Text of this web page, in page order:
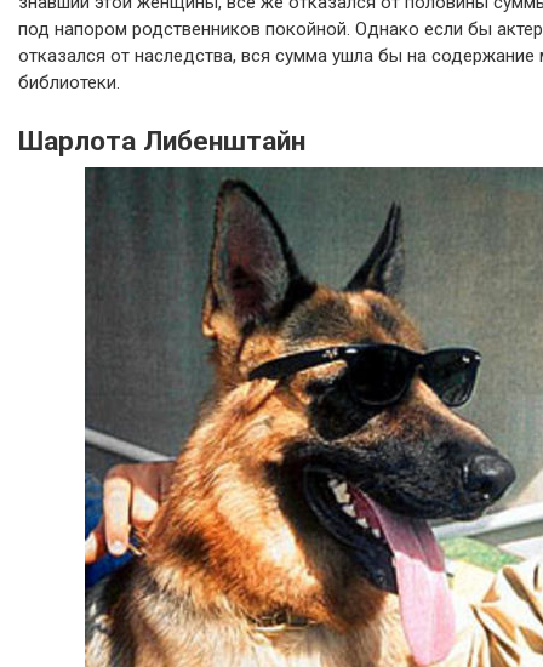
под напором родственников покойной. Однако если бы актер
отказался от наследства, вся сумма ушла бы на содержание
библиотеки.
Шарлота Либенштайн